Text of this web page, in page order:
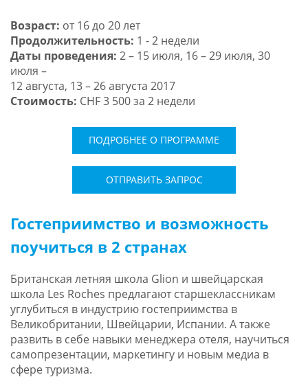
Возраст: от 16 до 20 лет
Продолжительность: 1 - 2 недели
Даты проведения: 2 – 15 июля, 16 – 29 июля, 30
июля –
12 августа, 13 – 26 августа 2017
Стоимость: CHF 3 500 за 2 недели
ПОДРОБНЕЕ О ПРОГРАММЕ
ОТПРАВИТЬ ЗАПРОС
Гостеприимство и возможность
поучиться в 2 странах
Британская летняя школа Glion и швейцарская
школа Les Roches предлагают старшеклассникам
углубиться в индустрию гостеприимства в
Великобритании, Швейцарии, Испании. А также
развить в себе навыки менеджера отеля, научиться
самопрезентации, маркетингу и новым медиа в
сфере туризма.